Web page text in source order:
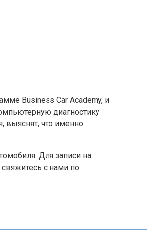
Business Car Academy, и
диагностику
выяснят, что именно
Для записи на
с нами по